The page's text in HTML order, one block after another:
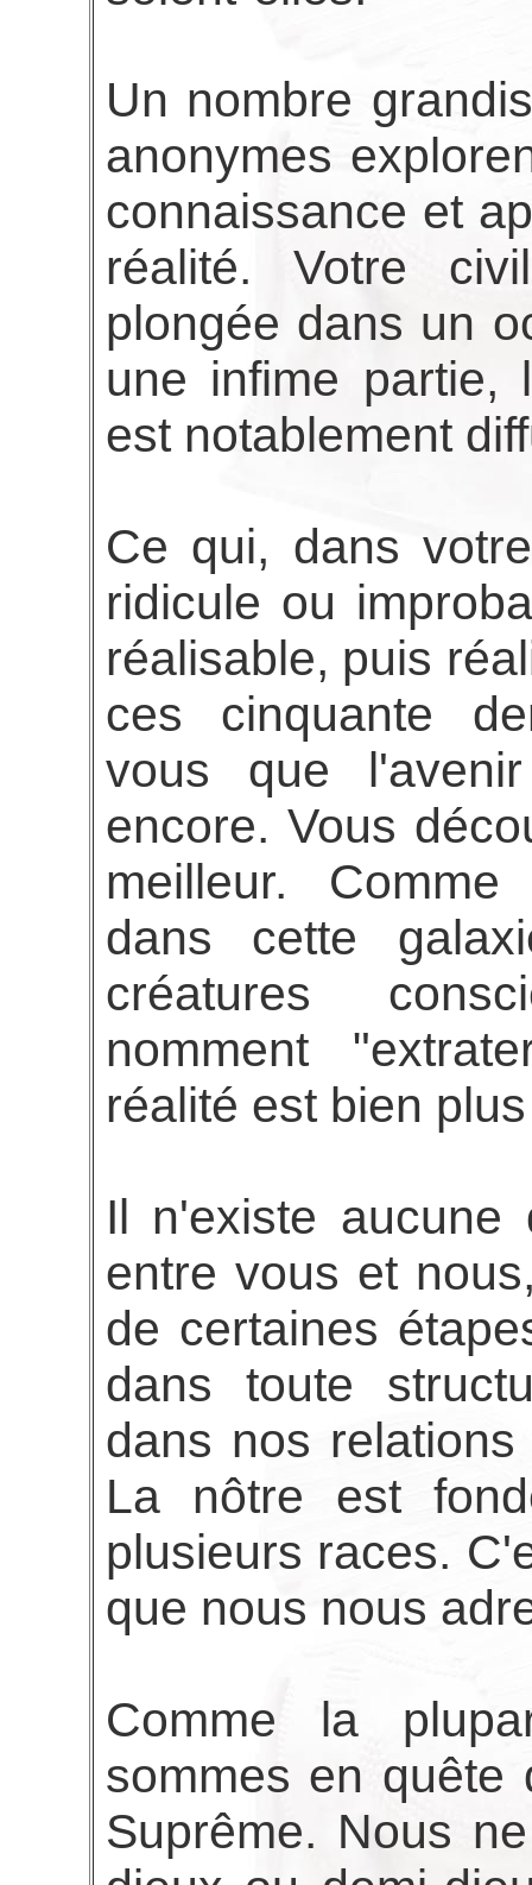
Un nombre
anonymes
connaissance et
réalité. Votre
plongée dans un
une infime partie,
est notablement
Ce qui, dans
ridicule ou
réalisable, puis
ces cinquante
vous que
encore. Vous
meilleur.
dans cette
créatures
nomment
réalité est bien
Il n'existe aucune
entre vous et
de certaines
dans toute
dans nos
La nôtre est
plusieurs races.
que nous nous
Comme la
sommes en quête
Suprême. Nous